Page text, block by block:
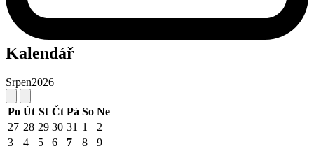
Kalendář
Srpen2026
Po Út St Čt Pá So Ne
27 28 29 30 31 1
2
3
4 5 6 7 8
9